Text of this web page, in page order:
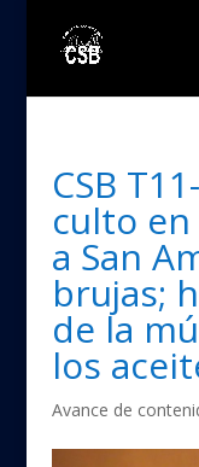
CSB
culto
a San
brujas;
de la
los
Avance de